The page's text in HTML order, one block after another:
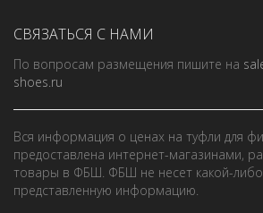
СВЯЗАТЬСЯ С НАМИ
По вопросам размещения пишите на
shoes.ru
Вся информация о ценах на туфли для
предоставлена интернет-магазинами,
товары в ФБШ. ФБШ не несет какой-либо
представленную информацию.